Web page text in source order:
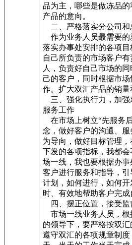
品为主，哪些是做冻品
产品的意向。
二、严格落实分公司和
作为业务人员最需要的
落实办事处安排的各项
自己所负责的市场客户
人，负责好自己市场的
己的客户，同时根据市
作。扩大双汇产品的销量
三、强化执行力，加强
服务工作
在市场上树立“先服务
念，做好客户的沟通、
为导向，做好目标管理
下发的各项指标，我都
场一线，我也要根据办
客户进行服务和指导，
计划，如何进行，如何
时、有效地帮助客户完成
四、摆正位置，接受监
市场一线业务人员，根
的领导下，要严格按双
遵守双汇的各项规章制